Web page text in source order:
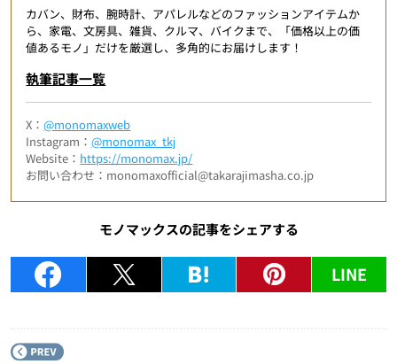
カバン、財布、腕時計、アパレルなどのファッションアイテムか
ら、家電、文房具、雑貨、クルマ、バイクまで、「価格以上の価
値あるモノ」だけを厳選し、多角的にお届けします！
執筆記事一覧
X：@monomaxweb
Instagram：@monomax_tkj
Website： https://monomax.jp/
お問い合わせ：monomaxofficial@takarajimasha.co.jp
モノマックスの記事をシェアする
LINE